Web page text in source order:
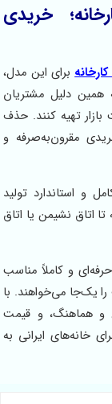
خریدی
برای این مدل،
دلیل مشتریان
تهیه کنند. حذف
مقرون‌به‌صرفه و
استاندارد تولید
نشیمن یا اتاق
و کاملاً مناسب
می‌خواهند. با
و قیمت
ایرانی به